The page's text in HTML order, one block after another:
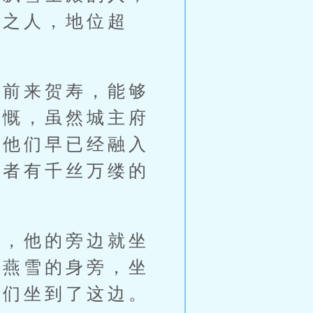
人，地位超
来贺寿，能够
，虽然城主府
们早已经融入
有千丝万缕的
他的旁边就坐
雪的身旁，坐
坐到了这边。